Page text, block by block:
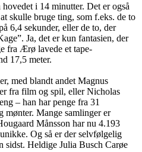
i 14 minutter. Det er også
skulle bruge ting, som f.eks. de to
6,4 sekunder, eller de to, der
Ja, det er kun fantasien, der
fra Ærø lavede et tape-
17,5 meter.
med blandt andet Magnus
fra film og spil, eller Nicholas
– han har penge fra 31
mønter. Mange samlinger er
Månsson har nu 4.193
Og så er der selvfølgelig
sidst. Heldige Julia Busch Carøe